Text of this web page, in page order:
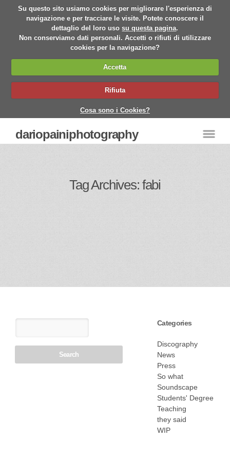
Su questo sito usiamo cookies per migliorare l'esperienza di
navigazione e per tracciare le visite. Potete conoscere il
dettaglio del loro usosu questa pagina.
Non conserviamo dati personali. Accetti o rifiuti di utilizzare
cookies per la navigazione?
Accetta
Rifiuta
Cosa sono i Cookies?
dariopainiphotography
Tag Archives: fabi
Categories
Discography
News
Press
So what
Soundscape
Students' Degree
Teaching
they said
WIP